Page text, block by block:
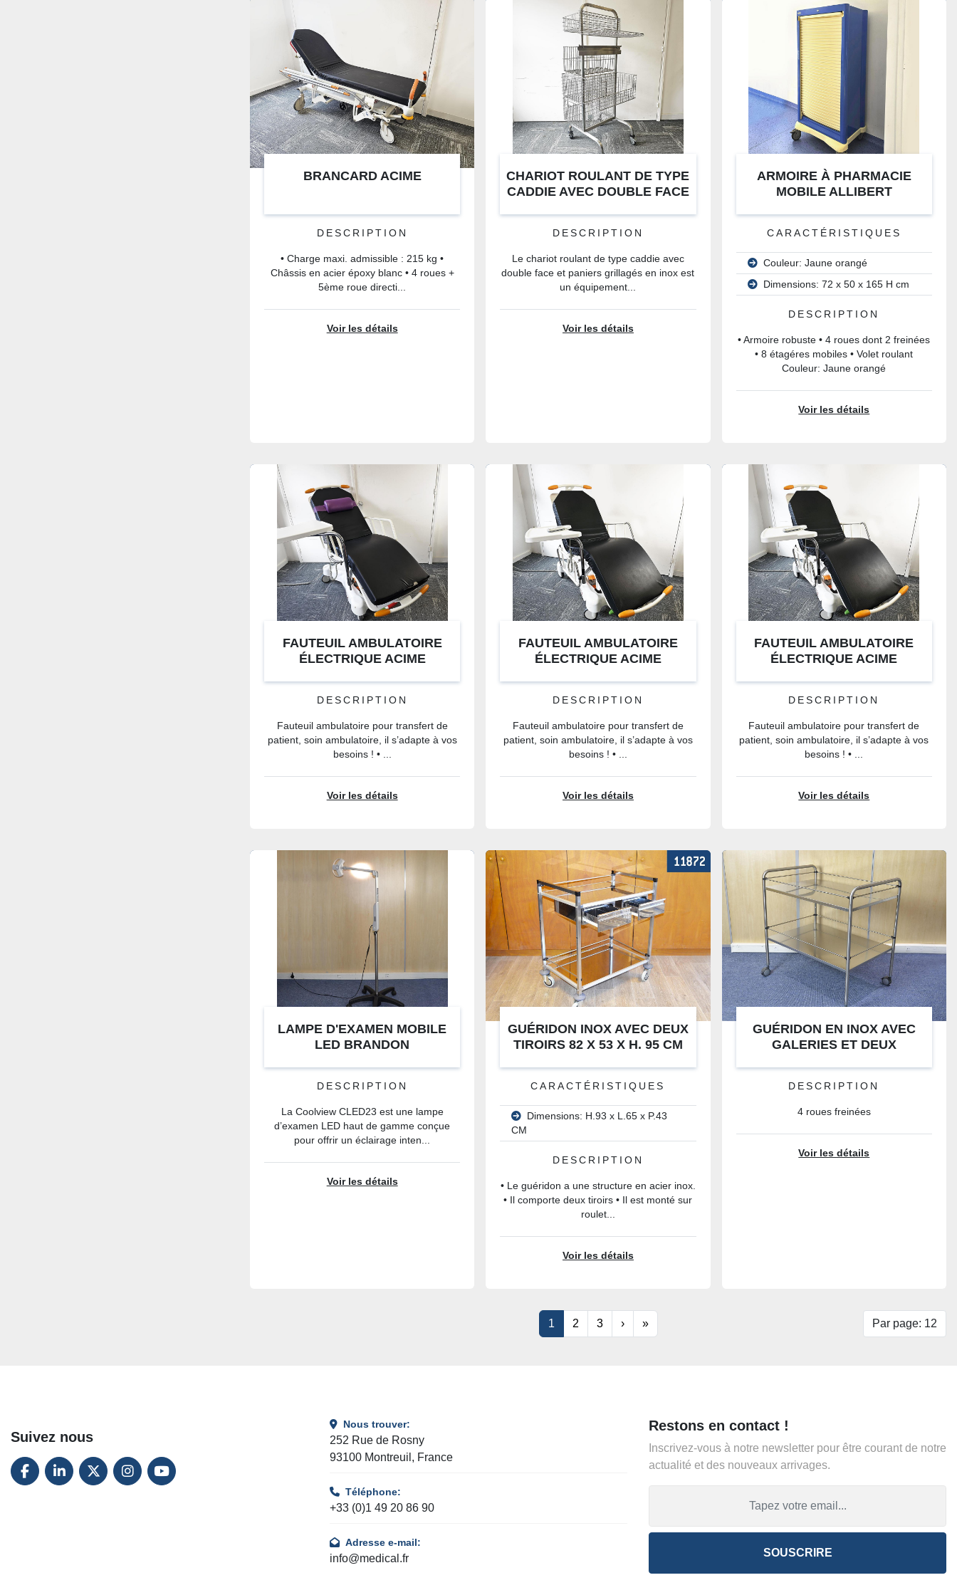
BRANCARD ACIME
DESCRIPTION
• Charge maxi. admissible : 215 kg •
Châssis en acier époxy blanc • 4 roues +
5ème roue directi...
Voir les détails
CHARIOT ROULANT DE TYPE
CADDIE AVEC DOUBLE FACE
DESCRIPTION
Le chariot roulant de type caddie avec
double face et paniers grillagés en inox est
un équipement...
Voir les détails
ARMOIRE À PHARMACIE
MOBILE ALLIBERT
CARACTÉRISTIQUES
Couleur: Jaune orangé
Dimensions: 72 x 50 x 165 H cm
DESCRIPTION
• Armoire robuste • 4 roues dont 2 freinées
• 8 étagéres mobiles • Volet roulant
Couleur: Jaune orangé
Voir les détails
FAUTEUIL AMBULATOIRE
ÉLECTRIQUE ACIME
DESCRIPTION
Fauteuil ambulatoire pour transfert de
patient, soin ambulatoire, il s’adapte à vos
besoins ! • ...
Voir les détails
FAUTEUIL AMBULATOIRE
ÉLECTRIQUE ACIME
DESCRIPTION
Fauteuil ambulatoire pour transfert de
patient, soin ambulatoire, il s’adapte à vos
besoins ! • ...
Voir les détails
FAUTEUIL AMBULATOIRE
ÉLECTRIQUE ACIME
DESCRIPTION
Fauteuil ambulatoire pour transfert de
patient, soin ambulatoire, il s’adapte à vos
besoins ! • ...
Voir les détails
LAMPE D'EXAMEN MOBILE
LED BRANDON
DESCRIPTION
La Coolview CLED23 est une lampe
d’examen LED haut de gamme conçue
pour offrir un éclairage inten...
Voir les détails
GUÉRIDON INOX AVEC DEUX
TIROIRS 82 X 53 X H. 95 CM
CARACTÉRISTIQUES
Dimensions: H.93 x L.65 x P.43
CM
DESCRIPTION
• Le guéridon a une structure en acier inox.
• Il comporte deux tiroirs • Il est monté sur
roulet...
Voir les détails
GUÉRIDON EN INOX AVEC
GALERIES ET DEUX
DESCRIPTION
4 roues freinées
Voir les détails
1 2 3 › » Par page: 12
Suivez nous
FACEBOOK
LINKEDINTWITTERINSTAGRAM
YOUTUBE
Nous trouver:
252 Rue de Rosny
93100 Montreuil, France
Téléphone:
+33 (0)1 49 20 86 90
Adresse e-mail:
info@medical.fr
Restons en contact !
Inscrivez-vous à notre newsletter pour être courant de notre
actualité et des nouveaux arrivages.
SOUSCRIRE